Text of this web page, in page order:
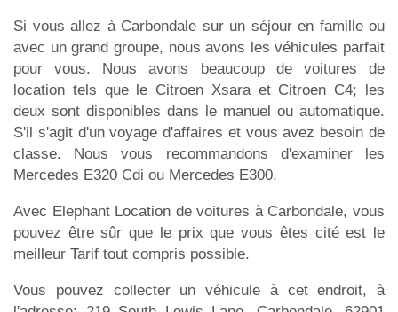
Si vous allez à Carbondale sur un séjour en famille ou
avec un grand groupe, nous avons les véhicules parfait
pour vous. Nous avons beaucoup de voitures de
location tels que le Citroen Xsara et Citroen C4; les
deux sont disponibles dans le manuel ou automatique.
S'il s'agit d'un voyage d'affaires et vous avez besoin de
classe. Nous vous recommandons d'examiner les
Mercedes E320 Cdi ou Mercedes E300.
Avec Elephant Location de voitures à Carbondale, vous
pouvez être sûr que le prix que vous êtes cité est le
meilleur Tarif tout compris possible.
Vous pouvez collecter un véhicule à cet endroit, à